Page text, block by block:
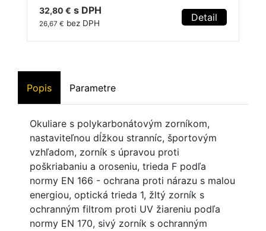
Popis Parametre
Okuliare s polykarbonátovým zorníkom,
nastaviteľnou dĺžkou stranníc, športovým
vzhľadom, zorník s úpravou proti
poškriabaniu a oroseniu, trieda F podľa
normy EN 166 - ochrana proti nárazu s malou
energiou, optická trieda 1, žltý zorník s
ochranným filtrom proti UV žiareniu podľa
normy EN 170, sivý zorník s ochranným
32,80 € s DPH
26,67 € bez DPH Detail